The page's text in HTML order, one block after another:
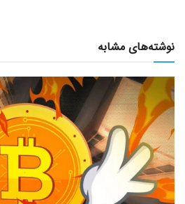
نوشته‌های مشابه